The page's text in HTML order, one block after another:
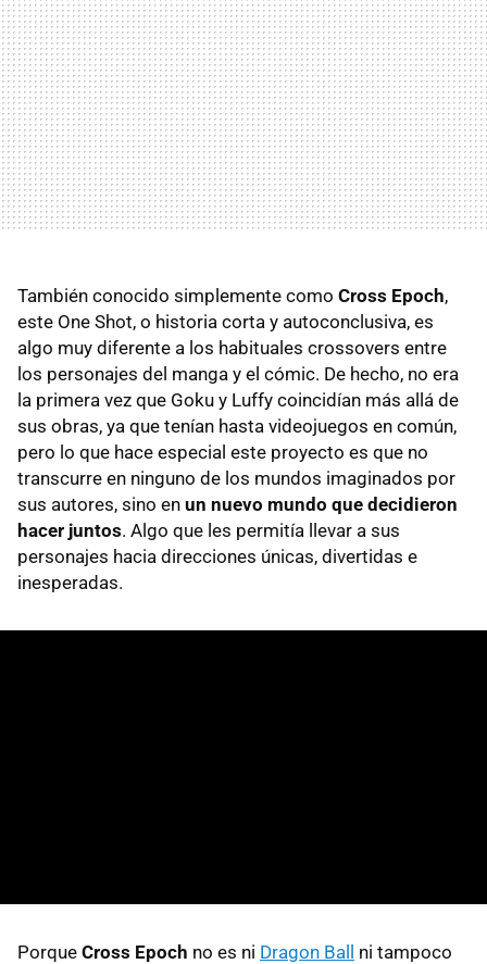
También conocido simplemente como Cross Epoch,
este One Shot, o historia corta y autoconclusiva, es
algo muy diferente a los habituales crossovers entre
los personajes del manga y el cómic. De hecho, no era
la primera vez que Goku y Luffy coincidían más allá de
sus obras, ya que tenían hasta videojuegos en común,
pero lo que hace especial este proyecto es que no
transcurre en ninguno de los mundos imaginados por
sus autores, sino en un nuevo mundo que decidieron
hacer juntos. Algo que les permitía llevar a sus
personajes hacia direcciones únicas, divertidas e
inesperadas.
Porque Cross Epoch no es ni Dragon Ball
ni tampoco